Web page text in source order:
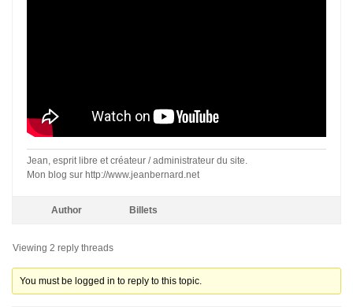
Jean, esprit libre et créateur / administrateur du site.
Mon blog sur http://www.jeanbernard.net
Author Billets
Viewing 2 reply threads
You must be logged in to reply to this topic.